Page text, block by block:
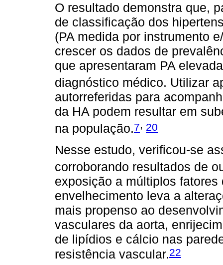
O resultado demonstra que,
de classificação dos
(PA medida por instrumento
crescer os dados de
que apresentaram PA
diagnóstico médico. Utilizar
autorreferidas para
da HA podem resultar em
na população.7, 20
Nesse estudo, verificou-se
corroborando resultados de
exposição a múltiplos
envelhecimento leva a
mais propenso ao
vasculares da aorta,
de lipídios e cálcio nas
resistência vascular.22